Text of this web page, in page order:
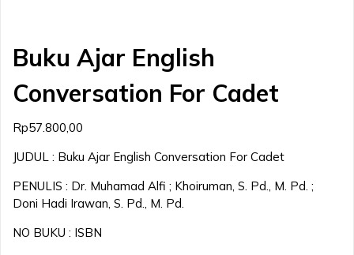
Buku Ajar English
Conversation For Cadet
Rp57.800,00
JUDUL : Buku Ajar English Conversation For Cadet
PENULIS : Dr. Muhamad Alfi ; Khoiruman, S. Pd., M. Pd. ;
Doni Hadi Irawan, S. Pd., M. Pd.
NO BUKU : ISBN